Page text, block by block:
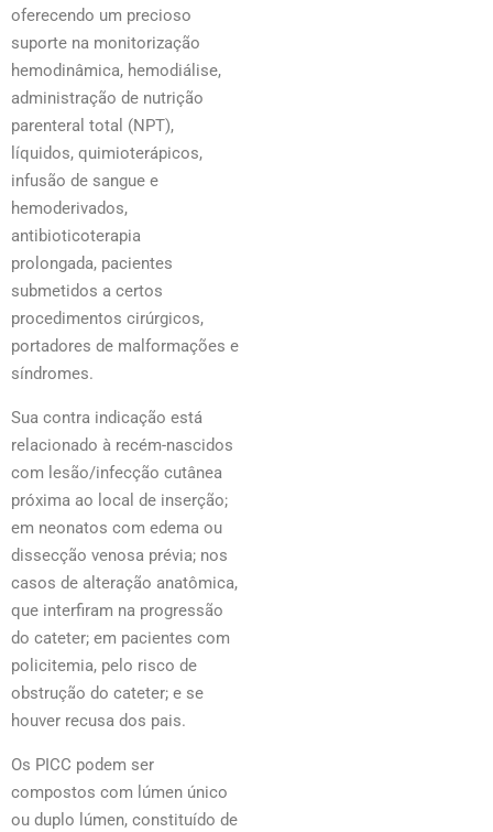
oferecendo um precioso
suporte na monitorização
hemodinâmica, hemodiálise,
administração de nutrição
parenteral total (NPT),
líquidos, quimioterápicos,
infusão de sangue e
hemoderivados,
antibioticoterapia
prolongada, pacientes
submetidos a certos
procedimentos cirúrgicos,
portadores de malformações e
síndromes.
Sua contra indicação está
relacionado à recém-nascidos
com lesão/infecção cutânea
próxima ao local de inserção;
em neonatos com edema ou
dissecção venosa prévia; nos
casos de alteração anatômica,
que interfiram na progressão
do cateter; em pacientes com
policitemia, pelo risco de
obstrução do cateter; e se
houver recusa dos pais.
Os PICC podem ser
compostos com lúmen único
ou duplo lúmen, constituído de